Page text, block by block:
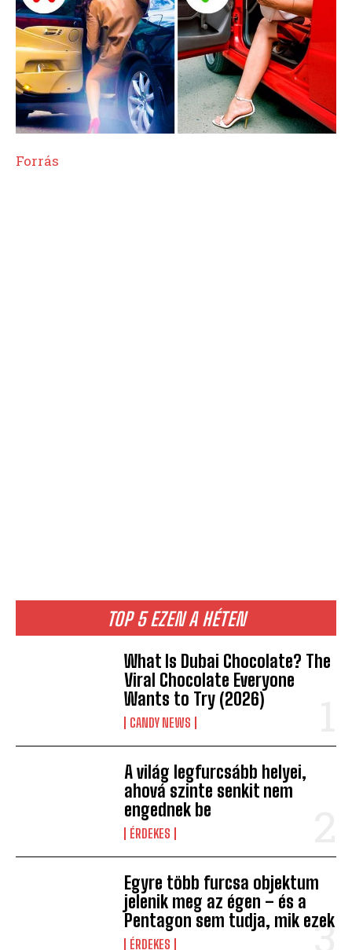
TOP 5 EZEN A HÉTEN
What Is Dubai Chocolate? The
Viral Chocolate Everyone
Wants to Try (2026)
CANDY NEWS
A világ legfurcsább helyei,
ahová szinte senkit nem
engednek be
ÉRDEKES
Egyre több furcsa objektum
jelenik meg az égen – és a
Pentagon sem tudja, mik ezek
ÉRDEKES
Forrás